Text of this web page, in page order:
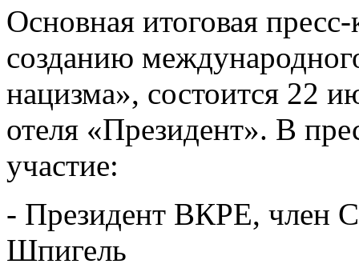
Основная итоговая
созданию
нацизма», состоится 22
отеля «Президент». В
участие:
- Президент ВКРЕ, член
Шпигель